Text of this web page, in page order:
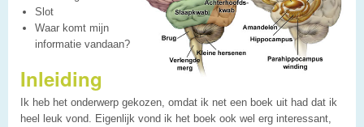
Slot
Waar komt mijn
informatie vandaan?
Inleiding
Ik heb het onderwerp gekozen, omdat ik net een boek uit had dat ik
heel leuk vond. Eigenlijk vond ik het boek ook wel erg interessant,